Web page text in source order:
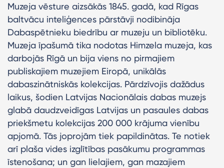
Muzeja vēsture aizsākās 1845. gadā, kad Rīgas
baltvācu inteliģences pārstāvji nodibināja
Dabaspētnieku biedrību ar muzeju un bibliotēku.
Muzeja īpašumā tika nodotas Himzela muzeja, kas
darbojās Rīgā un bija viens no pirmajiem
publiskajiem muzejiem Eiropā, unikālās
dabaszinātniskās kolekcijas. Pārdzīvojis dažādus
laikus, šodien Latvijas Nacionālais dabas muzejs
glabā daudzveidīgas Latvijas un pasaules dabas
priekšmetu kolekcijas 200 000 krājuma vienību
apjomā. Tās joprojām tiek papildinātas. Te notiek
arī plaša vides izglītības pasākumu programmas
īstenošana; un gan lielajiem, gan mazajiem